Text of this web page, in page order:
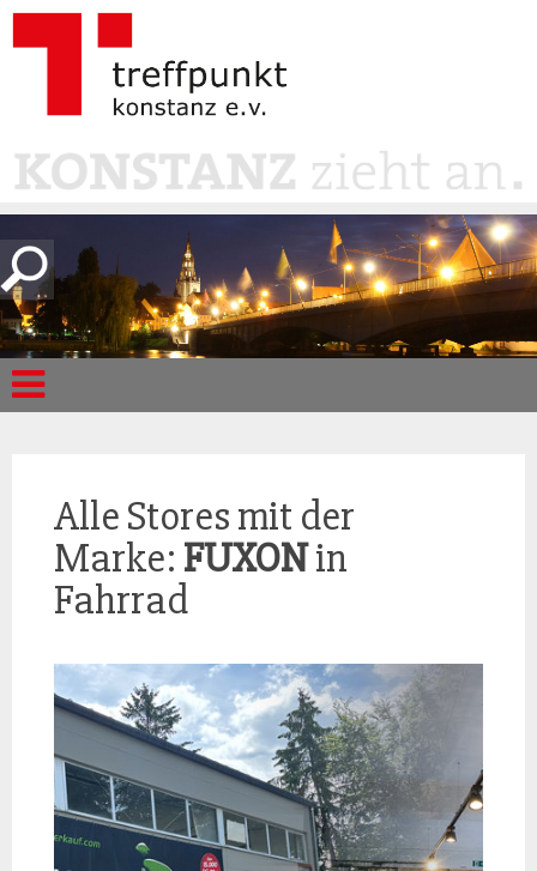
Alle Stores mit der
Marke: FUXONin
Fahrrad